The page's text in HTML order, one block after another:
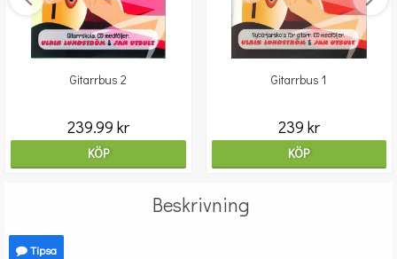
Gitarrbus 2
239.99 kr
KÖP
Gitarrbus 1
239 kr
KÖP
Beskrivning
Tipsa